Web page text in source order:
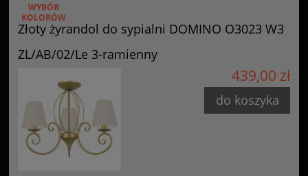
Złoty żyrandol do sypialni DOMINO O3023 W3
ZL/AB/02/Le 3-ramienny
WYBÓR
KOLORÓW
439,00 zł
do koszyka